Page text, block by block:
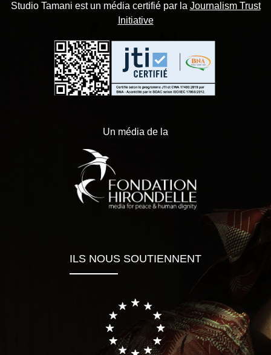
Studio Tamani est un média certifié par la Journalism Trust
Initiative
Un média de la
ILS NOUS SOUTIENNENT